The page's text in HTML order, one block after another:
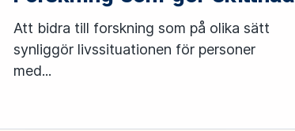
Att bidra till forskning som på olika sätt
synliggör livssituationen för personer
med...